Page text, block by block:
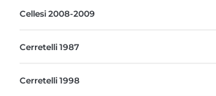
Cellesi 2008-2009
Cerretelli 1987
Cerretelli 1998